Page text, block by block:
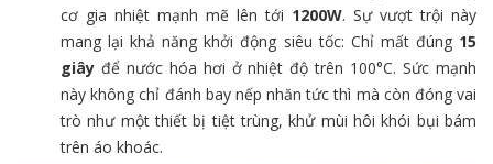
cơ gia nhiệt mạnh mẽ lên tới 1200W. Sự vượt trội này
mang lại khả năng khởi động siêu tốc: Chỉ mất đúng 15
giây để nước hóa hơi ở nhiệt độ trên 100°C. Sức mạnh
này không chỉ đánh bay nếp nhăn tức thì mà còn đóng vai
trò như một thiết bị tiệt trùng, khử mùi hôi khói bụi bám
trên áo khoác.